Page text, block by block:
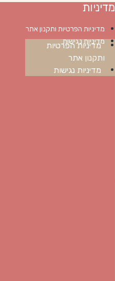
מדיניות
מדיניות הפרטיות ותקנון אתר
מדיניות נגישות
מדיניות הפרטיות
ותקנון אתר
מדיניות נגישות